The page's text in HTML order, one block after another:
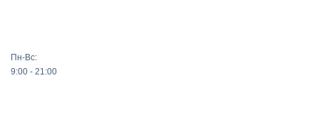
Пн-Вс:
9:00 - 21:00